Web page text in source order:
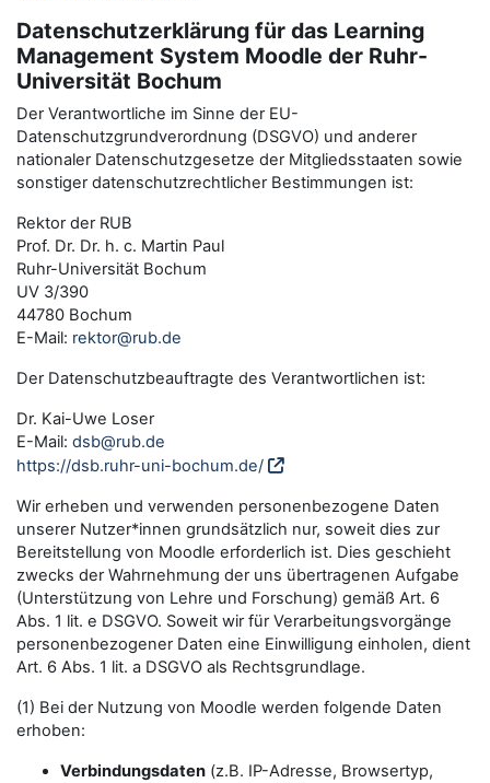
Datenschutzerklärung für das Learning
Management System Moodle der Ruhr-
Universität Bochum
Der Verantwortliche im Sinne der EU-
Datenschutzgrundverordnung (DSGVO) und anderer
nationaler Datenschutzgesetze der Mitgliedsstaaten sowie
sonstiger datenschutzrechtlicher Bestimmungen ist:
Rektor der RUB
Prof. Dr. Dr. h. c. Martin Paul
Ruhr-Universität Bochum
UV 3/390
44780 Bochum
E-Mail: rektor@rub.de
Der Datenschutzbeauftragte des Verantwortlichen ist:
Dr. Kai-Uwe Loser
E-Mail: dsb@rub.de
https://dsb.ruhr-uni-bochum.de/
Wir erheben und verwenden personenbezogene Daten
unserer Nutzer*innen grundsätzlich nur, soweit dies zur
Bereitstellung von Moodle erforderlich ist. Dies geschieht
zwecks der Wahrnehmung der uns übertragenen Aufgabe
(Unterstützung von Lehre und Forschung) gemäß Art. 6
Abs. 1 lit. e DSGVO. Soweit wir für Verarbeitungsvorgänge
personenbezogener Daten eine Einwilligung einholen, dient
Art. 6 Abs. 1 lit. a DSGVO als Rechtsgrundlage.
(1) Bei der Nutzung von Moodle werden folgende Daten
erhoben:
Verbindungsdaten (z.B. IP-Adresse, Browsertyp,